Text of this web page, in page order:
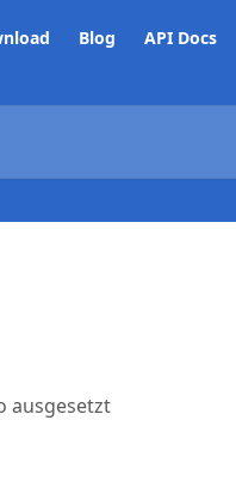
Blog API Docs
ausgesetzt